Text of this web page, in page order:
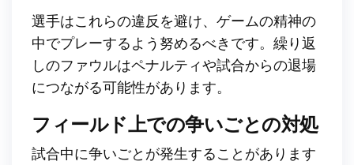
選手はこれらの違反を避け、ゲームの精神の
中でプレーするよう努めるべきです。繰り返
しのファウルはペナルティや試合からの退場
につながる可能性があります。
フィールド上での争いごとの対処
試合中に争いごとが発生することがあります